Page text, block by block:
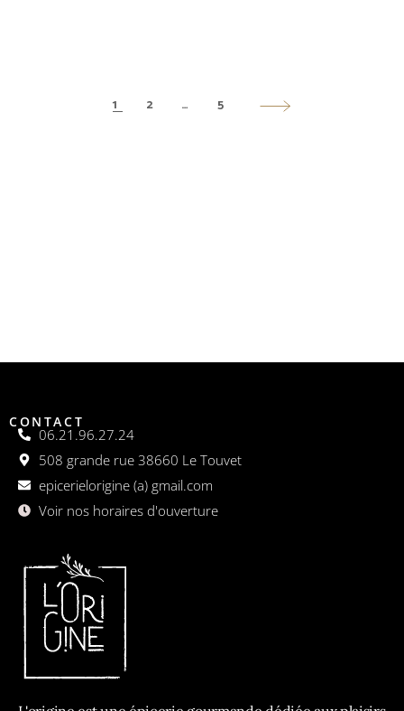
1 2 … 5
CONTACT
06.21.96.27.24
508 grande rue 38660 Le Touvet
epicerielorigine (a) gmail.com
Voir nos horaires d'ouverture